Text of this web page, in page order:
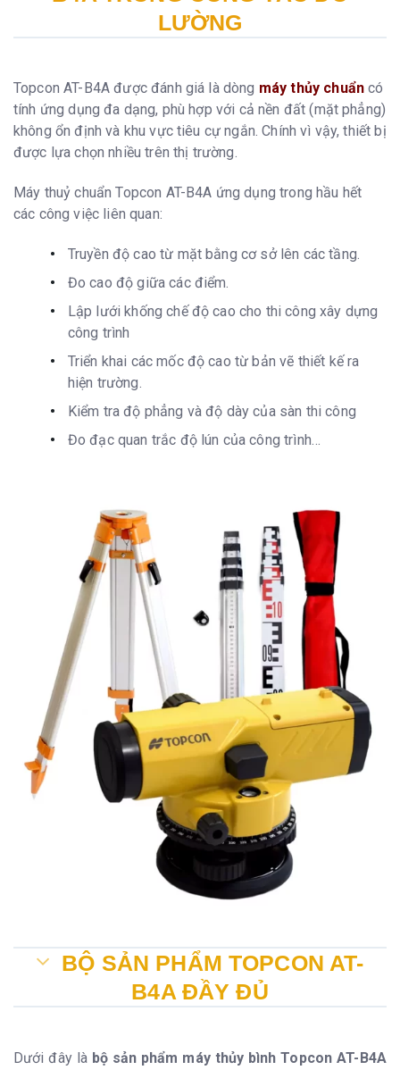
LƯỜNG
Topcon AT-B4A được đánh giá là dòng máy thủy chuẩn có
tính ứng dụng đa dạng, phù hợp với cả nền đất (mặt phẳng)
không ổn định và khu vực tiêu cự ngắn. Chính vì vậy, thiết bị
được lựa chọn nhiều trên thị trường.
Máy thuỷ chuẩn Topcon AT-B4A ứng dụng trong hầu hết
các công việc liên quan:
Truyền độ cao từ mặt bằng cơ sở lên các tầng.
Đo cao độ giữa các điểm.
Lập lưới khống chế độ cao cho thi công xây dựng
công trình
Triển khai các mốc độ cao từ bản vẽ thiết kế ra
hiện trường.
Kiểm tra độ phẳng và độ dày của sàn thi công
Đo đạc quan trắc độ lún của công trình…
BỘ SẢN PHẨM TOPCON AT-
B4A ĐẦY ĐỦ
Dưới đây là bộ sản phẩm máy thủy bình Topcon AT-B4A